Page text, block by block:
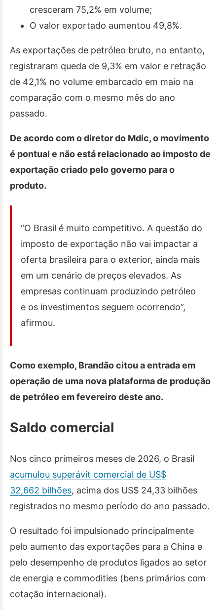
cresceram 75,2% em volume;
O valor exportado aumentou 49,8%.
As exportações de petróleo bruto, no entanto,
registraram queda de 9,3% em valor e retração
de 42,1% no volume embarcado em maio na
comparação com o mesmo mês do ano
passado.
De acordo com o diretor do Mdic, o movimento
é pontual e não está relacionado ao imposto de
exportação criado pelo governo para o
produto.
“O Brasil é muito competitivo. A questão do
imposto de exportação não vai impactar a
oferta brasileira para o exterior, ainda mais
em um cenário de preços elevados. As
empresas continuam produzindo petróleo
e os investimentos seguem ocorrendo”,
afirmou.
Como exemplo, Brandão citou a entrada em
operação de uma nova plataforma de produção
de petróleo em fevereiro deste ano.
Saldo comercial
Nos cinco primeiros meses de 2026, o Brasil
acumulou superávit comercial de US$
32,662 bilhões, acima dos US$ 24,33 bilhões
registrados no mesmo período do ano passado.
O resultado foi impulsionado principalmente
pelo aumento das exportações para a China e
pelo desempenho de produtos ligados ao setor
de energia e commodities (bens primários com
cotação internacional).